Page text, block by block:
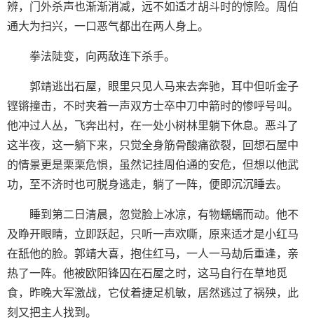
辨，门外杀声也渐渐消减，远不如适才胡斗时的惊险。周伯
通大为扫兴，一口恶气都出在两人身上。
拳法陡变，向两敌连下杀手。
郭靖逃出石屋，眼里只见人马来去奔驰，耳中但听金子
铿锵撞击，不时夹着一声双方士卒中刀中箭时的惨呼号叫。
他冲过人丛，飞奔出村，在一处小树林里躺下休息。恶斗了
这半夜，这一躺下来，只觉全身筋骨酸痛欲裂，回想石屋中
的情景更是栗栗危惧，虽然记挂周伯通的安危，但想以他武
功，至不济时也可脱身逃走，躺了一阵，便即沉沉睡去。
睡到第二日清晨，忽觉脸上冰凉，有物蠕蠕而动。他不
及睁开眼睛，立即跃起，只听一声欢嘶，原来适才是小红马
在舐他的脸。郭靖大喜，抱住红马，一人一马劫后重逢，亲
热了一阵。他被欧阳锋囚在石屋之时，这马自行在草地觅
食，昨晚大军激战，它仗着捷足机敏，居然逃过了祸殃，此
刻又把主人找到。